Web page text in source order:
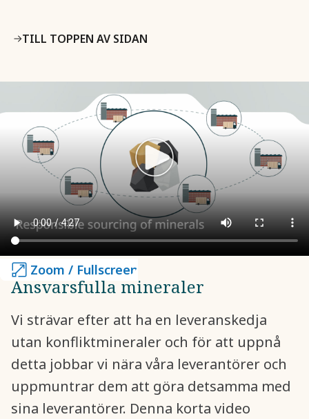
TILL TOPPEN AV SIDAN
Zoom / Fullscreen
Zoom / Fullscreen
Ansvarsfulla mineraler
Vi strävar efter att ha en leveranskedja
utan konfliktmineraler och för att uppnå
detta jobbar vi nära våra leverantörer och
uppmuntrar dem att göra detsamma med
sina leverantörer. Denna korta video